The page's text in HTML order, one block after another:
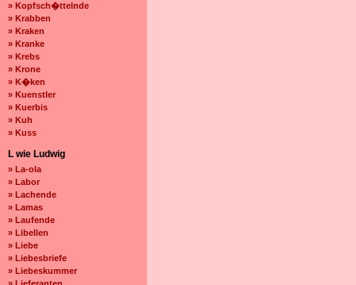
» Kopfsch�ttelnde
» Krabben
» Kraken
» Kranke
» Krebs
» Krone
» K�ken
» Kuenstler
» Kuerbis
» Kuh
» Kuss
L wie Ludwig
» La-ola
» Labor
» Lachende
» Lamas
» Laufende
» Libellen
» Liebe
» Liebesbriefe
» Liebeskummer